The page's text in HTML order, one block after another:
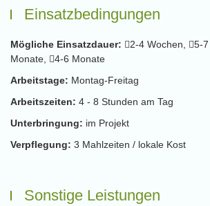
Einsatzbedingungen
Mögliche Einsatzdauer: 2-4 Wochen, 5-7
Monate,
4-6 Monate
Arbeitstage: Montag-Freitag
Arbeitszeiten: 4 - 8 Stunden am Tag
Unterbringung: im Projekt
Verpflegung: 3 Mahlzeiten / lokale Kost
Sonstige Leistungen